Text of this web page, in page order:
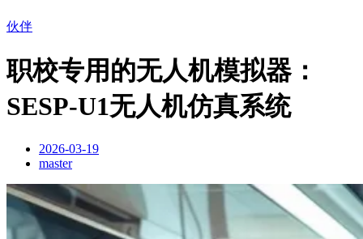
伙伴
职校专用的无人机模拟器：
SESP-U1无人机仿真系统
2026-03-19
master